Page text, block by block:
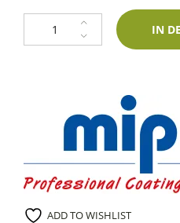
Mipa Abbeizfluid Quick-Plus
IN
ADD TO WISHLIST